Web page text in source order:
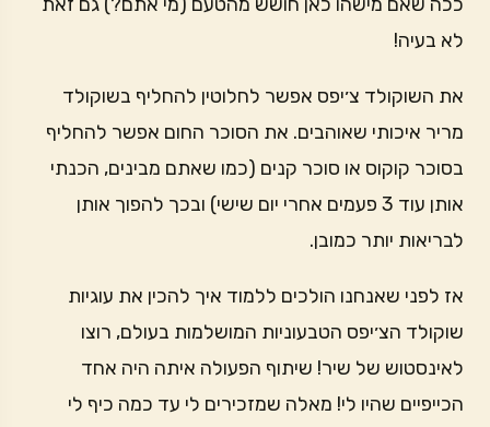
לא בעיה!
את השוקולד צ׳יפס אפשר לחלוטין להחליף בשוקולד
מריר איכותי שאוהבים. את הסוכר החום אפשר להחליף
בסוכר קוקוס או סוכר קנים (כמו שאתם מבינים, הכנתי
אותן עוד 3 פעמים אחרי יום שישי) ובכך להפוך אותן
לבריאות יותר כמובן.
אז לפני שאנחנו הולכים ללמוד איך להכין את עוגיות
שוקולד הצ׳יפס הטבעוניות המושלמות בעולם, רוצו
לאינסטוש של שיר! שיתוף הפעולה איתה היה אחד
הכייפיים שהיו לי! מאלה שמזכירים לי עד כמה כיף לי